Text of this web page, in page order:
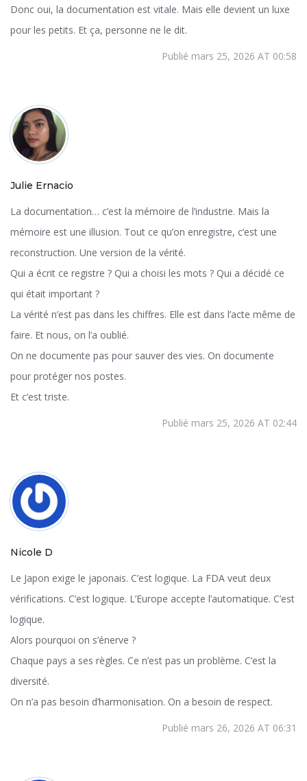
Donc oui, la documentation est vitale. Mais elle devient un luxe
pour les petits. Et ça, personne ne le dit.
Publié mars 25, 2026 AT 00:58
Julie Ernacio
La documentation… c’est la mémoire de l’industrie. Mais la
mémoire est une illusion. Tout ce qu’on enregistre, c’est une
reconstruction. Une version de la vérité.
Qui a écrit ce registre ? Qui a choisi les mots ? Qui a décidé ce
qui était important ?
La vérité n’est pas dans les chiffres. Elle est dans l’acte même de
faire. Et nous, on l’a oublié.
On ne documente pas pour sauver des vies. On documente
pour protéger nos postes.
Et c’est triste.
Publié mars 25, 2026 AT 02:44
Nicole D
Le Japon exige le japonais. C’est logique. La FDA veut deux
vérifications. C’est logique. L’Europe accepte l’automatique. C’est
logique.
Alors pourquoi on s’énerve ?
Chaque pays a ses règles. Ce n’est pas un problème. C’est la
diversité.
On n’a pas besoin d’harmonisation. On a besoin de respect.
Publié mars 26, 2026 AT 06:31